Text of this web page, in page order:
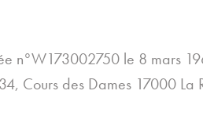
n°W173002750 le 8 mars
Cours des Dames 17000 La